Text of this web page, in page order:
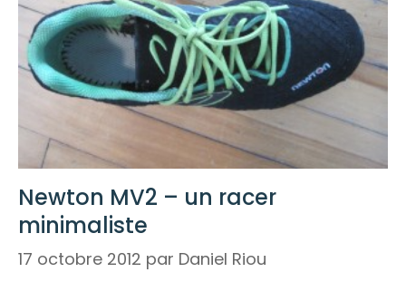
Newton MV2 – un racer
minimaliste
17 octobre 2012 par Daniel Riou